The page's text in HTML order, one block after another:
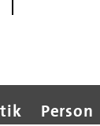
Person